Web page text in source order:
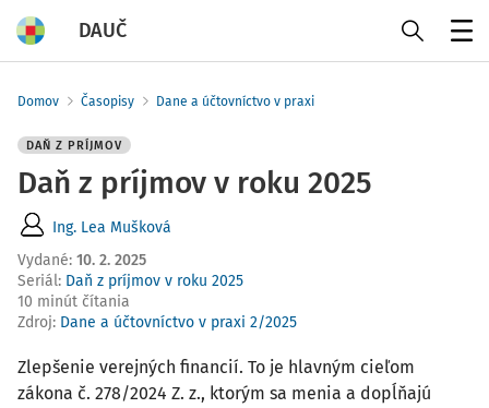
DAUČ
Domov Časopisy Dane a účtovníctvo v praxi
DAŇ Z PRÍJMOV
Daň z príjmov v roku 2025
Ing. Lea Mušková
Vydané: 10. 2. 2025
Seriál: Daň z príjmov v roku 2025
10 minút čítania
Zdroj: Dane a účtovníctvo v praxi 2/2025
Zlepšenie verejných financií. To je hlavným cieľom
zákona č. 278/2024 Z. z., ktorým sa menia a dopĺňajú